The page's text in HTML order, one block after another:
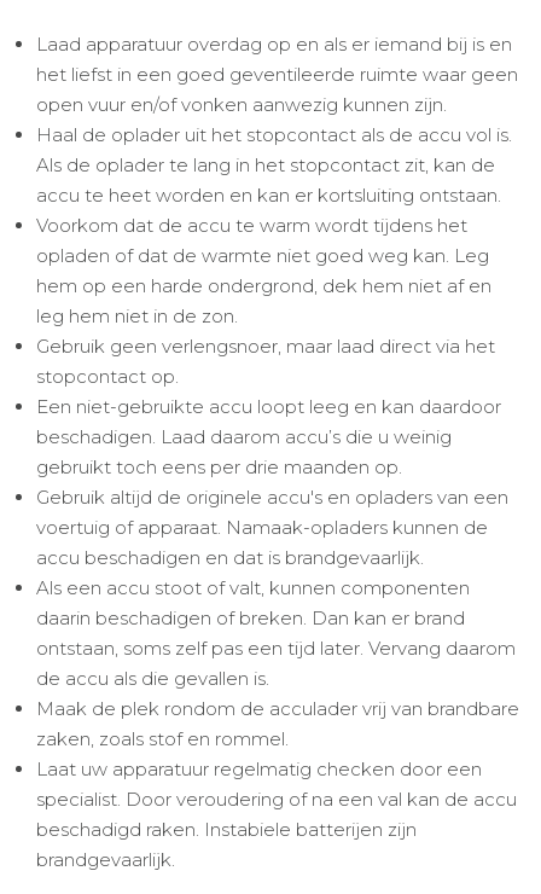
Laad apparatuur overdag op en als er iemand bij is en
het liefst in een goed geventileerde ruimte waar geen
open vuur en/of vonken aanwezig kunnen zijn.
Haal de oplader uit het stopcontact als de accu vol is.
Als de oplader te lang in het stopcontact zit, kan de
accu te heet worden en kan er kortsluiting ontstaan.
Voorkom dat de accu te warm wordt tijdens het
opladen of dat de warmte niet goed weg kan. Leg
hem op een harde ondergrond, dek hem niet af en
leg hem niet in de zon.
Gebruik geen verlengsnoer, maar laad direct via het
stopcontact op.
Een niet-gebruikte accu loopt leeg en kan daardoor
beschadigen. Laad daarom accu’s die u weinig
gebruikt toch eens per drie maanden op.
Gebruik altijd de originele accu's en opladers van een
voertuig of apparaat. Namaak-opladers kunnen de
accu beschadigen en dat is brandgevaarlijk.
Als een accu stoot of valt, kunnen componenten
daarin beschadigen of breken. Dan kan er brand
ontstaan, soms zelf pas een tijd later. Vervang daarom
de accu als die gevallen is.
Maak de plek rondom de acculader vrij van brandbare
zaken, zoals stof en rommel.
Laat uw apparatuur regelmatig checken door een
specialist. Door veroudering of na een val kan de accu
beschadigd raken. Instabiele batterijen zijn
brandgevaarlijk.